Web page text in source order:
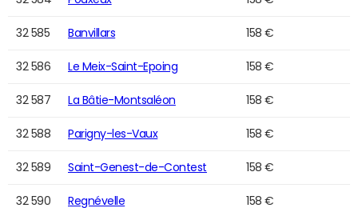
32 585 Banvillars 158 €
32 586 Le Meix-Saint-Epoing 158 €
32 587 La Bâtie-Montsaléon 158 €
32 588 Parigny-les-Vaux 158 €
32 589 Saint-Genest-de-Contest 158 €
32 590 Regnévelle 158 €